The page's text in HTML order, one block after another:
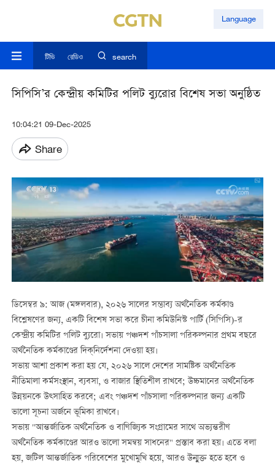
Language
টিভি রেডিও search
সিপিসি’র কেন্দ্রীয় কমিটির পলিট ব্যুরোর বিশেষ সভা অনুষ্ঠিত
10:04:21 09-Dec-2025
Share
ডিসেম্বর ৯: আজ (মঙ্গলবার), ২০২৬ সালের সম্ভাব্য অর্থনৈতিক কর্মকাণ্ড
বিশ্লেষণের জন্য, একটি বিশেষ সভা করে চীনা কমিউনিস্ট পার্টি (সিপিসি)-র
কেন্দ্রীয় কমিটির পলিট ব্যুরো। সভায় পঞ্চদশ পাঁচসালা পরিকল্পনার প্রথম বছরে
অর্থনৈতিক কর্মকাণ্ডের দিক্‌নির্দেশনা দেওয়া হয়।
সভায় আশা প্রকাশ করা হয় যে, ২০২৬ সালে দেশের সামষ্টিক অর্থনৈতিক
নীতিমালা কর্মসংস্থান, ব্যবসা, ও বাজার স্থিতিশীল রাখবে; উচ্চমানের অর্থনৈতিক
উন্নয়নকে উত্সাহিত করবে; এবং পঞ্চদশ পাঁচসালা পরিকল্পনার জন্য একটি
ভালো সূচনা অর্জনে ভূমিকা রাখবে।
সভায় "আন্তর্জাতিক অর্থনৈতিক ও বাণিজ্যিক সংগ্রামের সাথে অভ্যন্তরীণ
অর্থনৈতিক কর্মকাণ্ডের আরও ভালো সমন্বয় সাধনের" প্রস্তাব করা হয়। এতে বলা
হয়, জটিল আন্তর্জাতিক পরিবেশের মুখোমুখি হয়ে, আরও উন্মুক্ত হতে হবে ও